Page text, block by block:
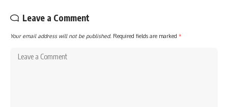
Leave a Comment
Your email address will not be published. Required fields are marked *